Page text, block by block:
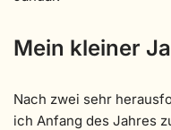
Mein kleiner
Nach zwei sehr
ich Anfang des Jahres